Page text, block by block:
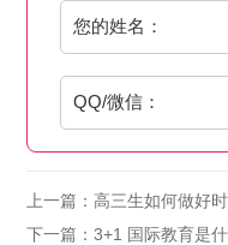
您的姓名：
QQ/微信：
上一篇： 高三生如何做好
下一篇： 3+1 国际教育是